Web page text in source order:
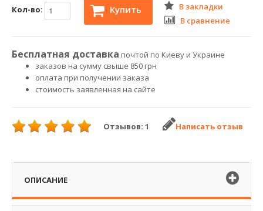
Кол-во: Купить
В закладки
В сравнение
Бесплатная доставка почтой по Киеву и Украине
заказов на сумму свыше 850 грн
оплата при получении заказа
стоимость заявленная на сайте
Отзывов: 1 Написать отзыв
ОПИСАНИЕ